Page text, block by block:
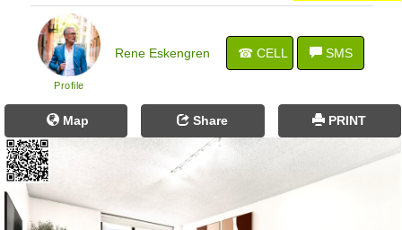
Profile
Rene Eskengren ☎ CELL SMS
Map Share PRINT